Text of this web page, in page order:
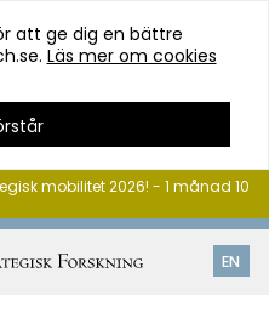
att ge dig en bättre
Läs mer om cookies
EN
mobilitet 2026! - 1 månad 10